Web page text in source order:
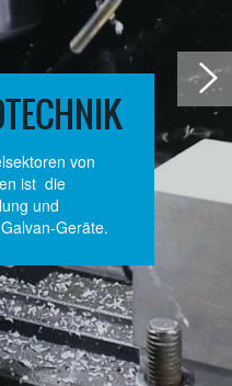
von
ist die
und
Geräte.